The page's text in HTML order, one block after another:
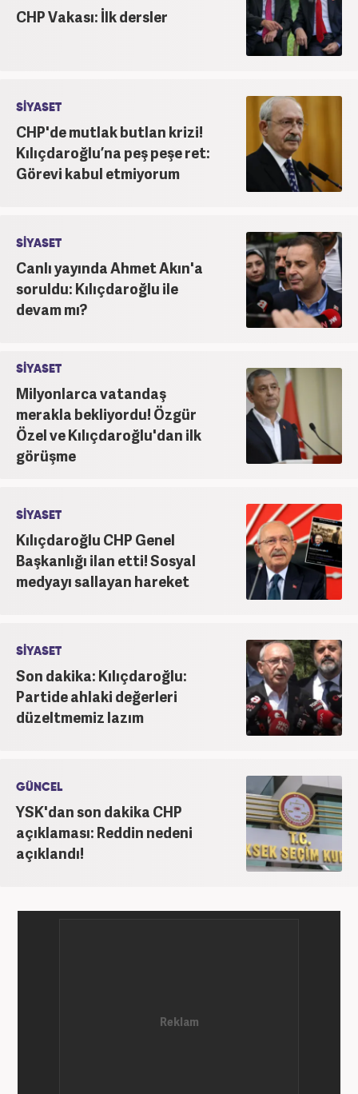
CHP Vakası: İlk dersler
SİYASET
CHP'de mutlak butlan krizi!
Kılıçdaroğlu’na peş peşe ret:
Görevi kabul etmiyorum
SİYASET
Canlı yayında Ahmet Akın'a
soruldu: Kılıçdaroğlu ile
devam mı?
SİYASET
Milyonlarca vatandaş
merakla bekliyordu! Özgür
Özel ve Kılıçdaroğlu'dan ilk
görüşme
SİYASET
Kılıçdaroğlu CHP Genel
Başkanlığı ilan etti! Sosyal
medyayı sallayan hareket
SİYASET
Son dakika: Kılıçdaroğlu:
Partide ahlaki değerleri
düzeltmemiz lazım
GÜNCEL
YSK'dan son dakika CHP
açıklaması: Reddin nedeni
açıklandı!